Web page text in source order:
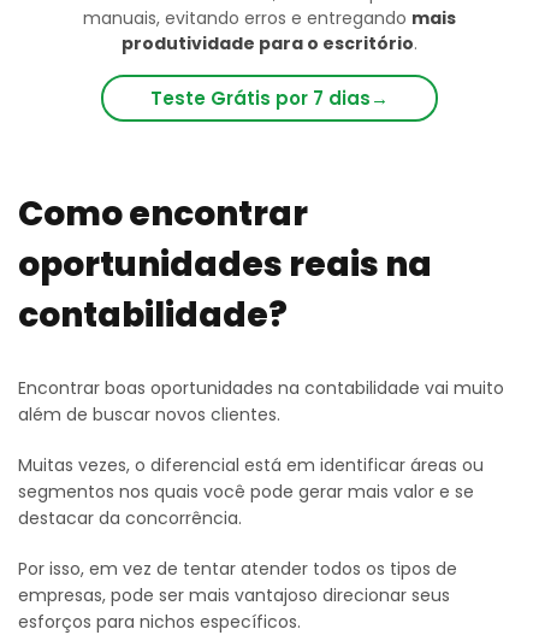
manuais, evitando erros e entregando mais
produtividade para o escritório.
Teste Grátis por 7 dias→
Como encontrar
oportunidades reais na
contabilidade?
Encontrar boas oportunidades na contabilidade vai muito
além de buscar novos clientes.
Muitas vezes, o diferencial está em identificar áreas ou
segmentos nos quais você pode gerar mais valor e se
destacar da concorrência.
Por isso, em vez de tentar atender todos os tipos de
empresas, pode ser mais vantajoso direcionar seus
esforços para nichos específicos.